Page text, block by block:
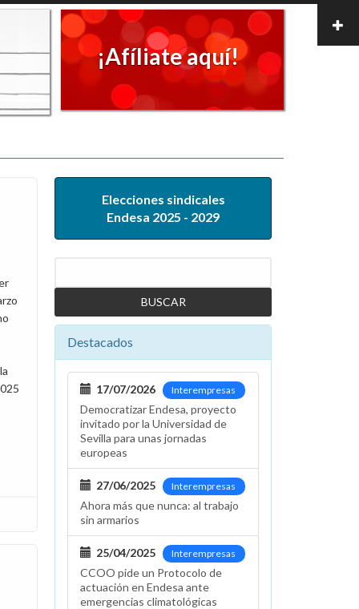
¡Afíliate aquí!
Elecciones sindicales
Endesa 2025 - 2029
Destacados
Interempresas
17/07/2026
Democratizar Endesa, proyecto
invitado por la Universidad de
Sevilla para unas jornadas
europeas
Interempresas
27/06/2025
Ahora más que nunca: al trabajo
sin armarios
Interempresas
25/04/2025
CCOO pide un Protocolo de
actuación en Endesa ante
emergencias climatológicas